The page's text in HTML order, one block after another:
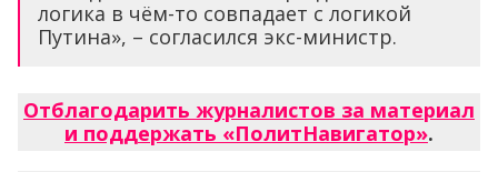
логика в чём-то совпадает с логикой
Путина», – согласился экс-министр.
Отблагодарить журналистов за материал
и поддержать «ПолитНавигатор».